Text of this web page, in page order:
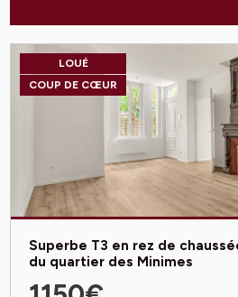
LOUÉ
COUP DE CŒUR
Superbe T3 en rez de
du quartier des Minimes